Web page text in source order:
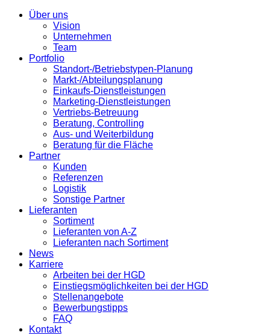
Über uns
Vision
Unternehmen
Team
Portfolio
Standort-/Betriebstypen-Planung
Markt-/Abteilungsplanung
Einkaufs-Dienstleistungen
Marketing-Dienstleistungen
Vertriebs-Betreuung
Beratung, Controlling
Aus- und Weiterbildung
Beratung für die Fläche
Partner
Kunden
Referenzen
Logistik
Sonstige Partner
Lieferanten
Sortiment
Lieferanten von A-Z
Lieferanten nach Sortiment
News
Karriere
Arbeiten bei der HGD
Einstiegsmöglichkeiten bei der HGD
Stellenangebote
Bewerbungstipps
FAQ
Kontakt